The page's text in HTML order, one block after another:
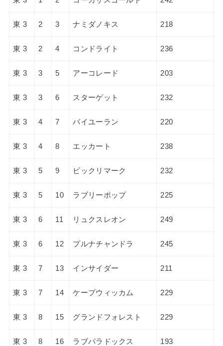
東 3 2 3 ナミダノキス 218
東 3 2 4 コンドライト 236
東 3 3 5 アーコレード 203
東 3 3 6 スターゲット 232
東 3 4 7 バイユーラン 220
東 3 4 8 エッカート 238
東 3 5 9 ビックリマーク 232
東 3 5 10 ラブリーポップ 225
東 3 6 11 リュクスレオン 249
東 3 6 12 プルナチャンドラ 245
東 3 7 13 インサイダー 211
東 3 7 14 ケープウィッカム 229
東 3 8 15 グランドフォレスト 229
東 3 8 16 ラブパラドックス 193